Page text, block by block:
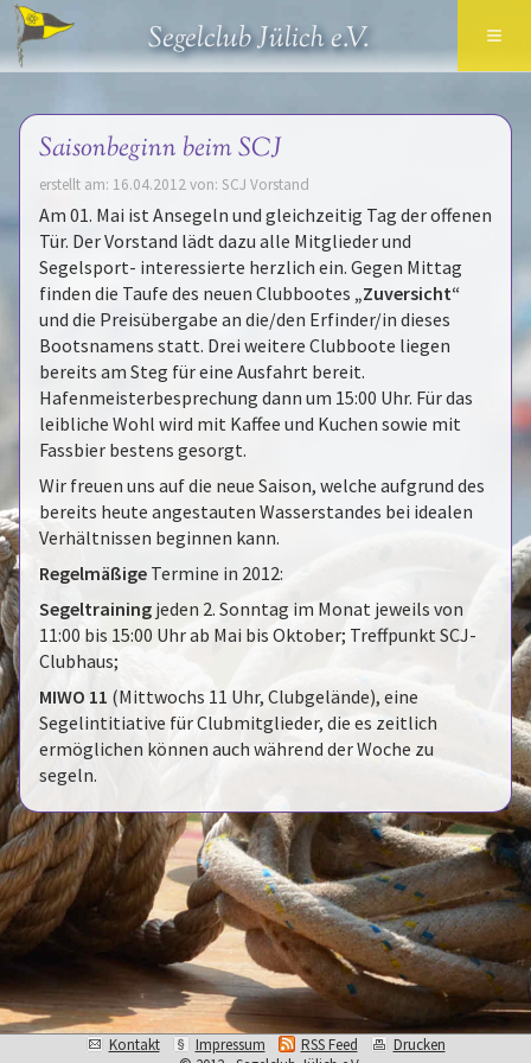
Segelclub Jülich e.V. ≡
Saisonbeginn beim SCJ
erstellt am: 16.04.2012 von: SCJ Vorstand
Am 01. Mai ist Ansegeln und gleichzeitig Tag der offenen
Tür. Der Vorstand lädt dazu alle Mitglieder und
Segelsport- interessierte herzlich ein. Gegen Mittag
finden die Taufe des neuen Clubbootes „Zuversicht“
und die Preisübergabe an die/den Erfinder/in dieses
Bootsnamens statt. Drei weitere Clubboote liegen
bereits am Steg für eine Ausfahrt bereit.
Hafenmeisterbesprechung dann um 15:00 Uhr. Für das
leibliche Wohl wird mit Kaffee und Kuchen sowie mit
Fassbier bestens gesorgt.
Wir freuen uns auf die neue Saison, welche aufgrund des
bereits heute angestauten Wasserstandes bei idealen
Verhältnissen beginnen kann.
Regelmäßige Termine in 2012:
Segeltraining jeden 2. Sonntag im Monat jeweils von
11:00 bis 15:00 Uhr ab Mai bis Oktober; Treffpunkt SCJ-
Clubhaus;
MIWO 11 (Mittwochs 11 Uhr, Clubgelände), eine
Segelintitiative für Clubmitglieder, die es zeitlich
ermöglichen können auch während der Woche zu
segeln.
Kontakt Impressum RSS Feed
Drucken